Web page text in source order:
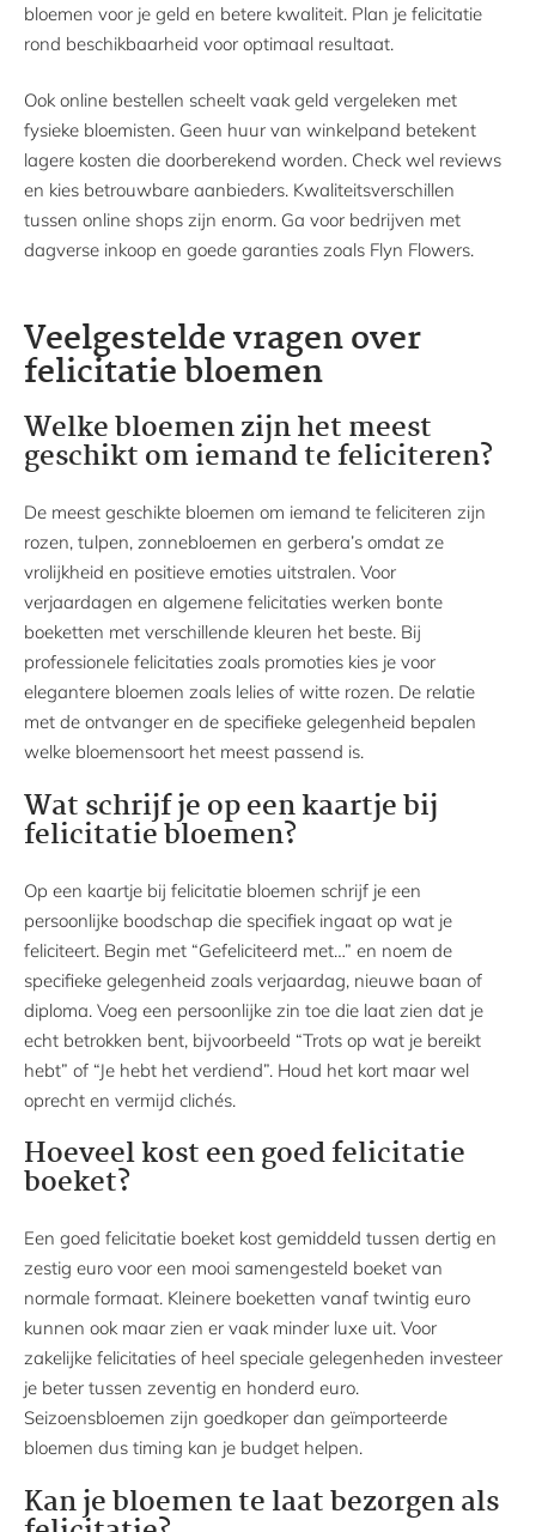
bloemen voor je geld en betere kwaliteit. Plan je felicitatie
rond beschikbaarheid voor optimaal resultaat.
Ook online bestellen scheelt vaak geld vergeleken met
fysieke bloemisten. Geen huur van winkelpand betekent
lagere kosten die doorberekend worden. Check wel reviews
en kies betrouwbare aanbieders. Kwaliteitsverschillen
tussen online shops zijn enorm. Ga voor bedrijven met
dagverse inkoop en goede garanties zoals Flyn Flowers.
Veelgestelde vragen over
felicitatie bloemen
Welke bloemen zijn het meest
geschikt om iemand te feliciteren?
De meest geschikte bloemen om iemand te feliciteren zijn
rozen, tulpen, zonnebloemen en gerbera’s omdat ze
vrolijkheid en positieve emoties uitstralen. Voor
verjaardagen en algemene felicitaties werken bonte
boeketten met verschillende kleuren het beste. Bij
professionele felicitaties zoals promoties kies je voor
elegantere bloemen zoals lelies of witte rozen. De relatie
met de ontvanger en de specifieke gelegenheid bepalen
welke bloemensoort het meest passend is.
Wat schrijf je op een kaartje bij
felicitatie bloemen?
Op een kaartje bij felicitatie bloemen schrijf je een
persoonlijke boodschap die specifiek ingaat op wat je
feliciteert. Begin met “Gefeliciteerd met…” en noem de
specifieke gelegenheid zoals verjaardag, nieuwe baan of
diploma. Voeg een persoonlijke zin toe die laat zien dat je
echt betrokken bent, bijvoorbeeld “Trots op wat je bereikt
hebt” of “Je hebt het verdiend”. Houd het kort maar wel
oprecht en vermijd clichés.
Hoeveel kost een goed felicitatie
boeket?
Een goed felicitatie boeket kost gemiddeld tussen dertig en
zestig euro voor een mooi samengesteld boeket van
normale formaat. Kleinere boeketten vanaf twintig euro
kunnen ook maar zien er vaak minder luxe uit. Voor
zakelijke felicitaties of heel speciale gelegenheden investeer
je beter tussen zeventig en honderd euro.
Seizoensbloemen zijn goedkoper dan geïmporteerde
bloemen dus timing kan je budget helpen.
Kan je bloemen te laat bezorgen als